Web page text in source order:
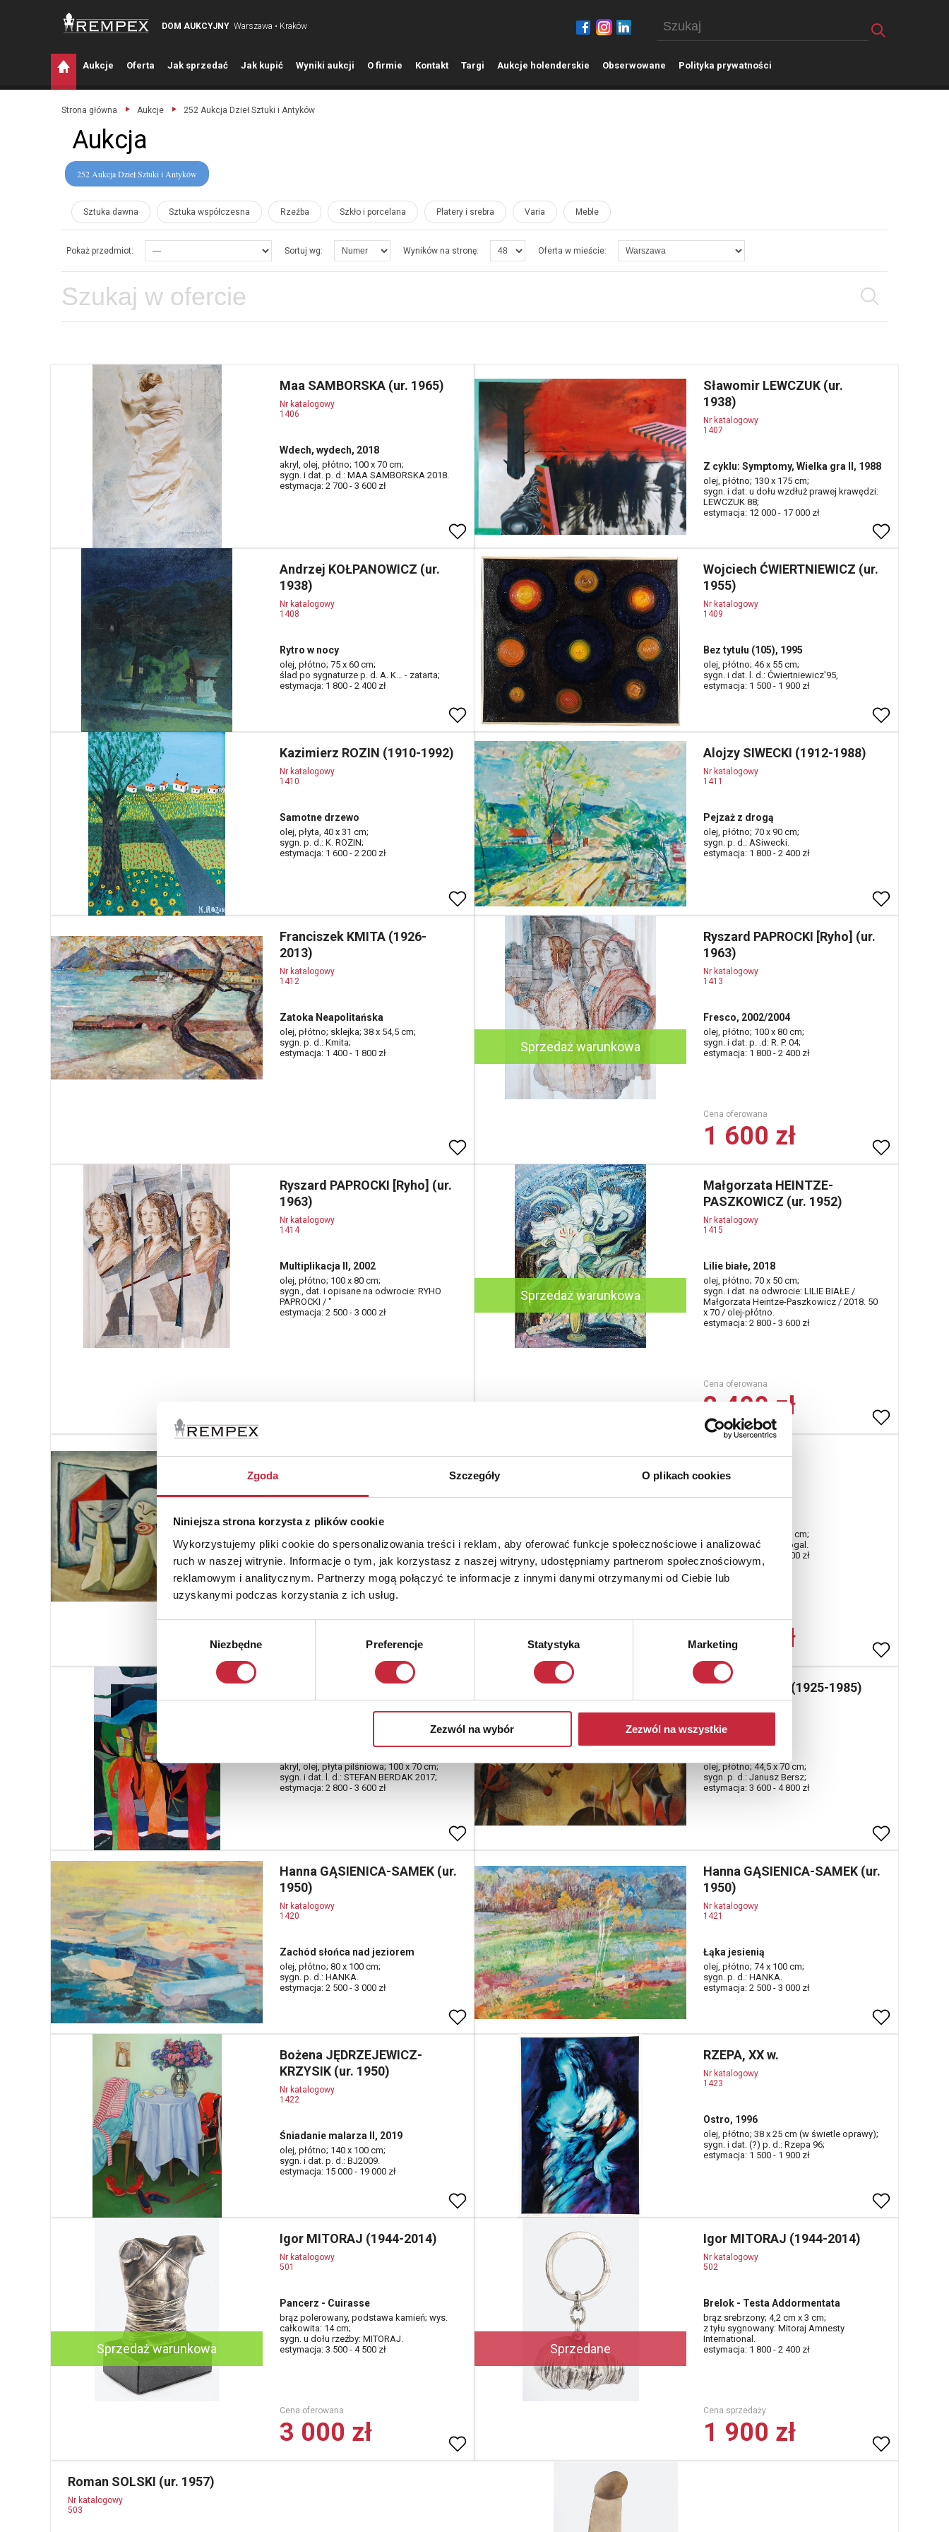
Zgoda Szczegóły O plikach cookies
Niniejsza strona korzysta z plików cookie
Wykorzystujemy pliki cookie do spersonalizowania treści i reklam, aby oferować funkcje społecznościowe i analizować
ruch w naszej witrynie. Informacje o tym, jak korzystasz z naszej witryny, udostępniamy partnerom społecznościowym,
reklamowym i analitycznym. Partnerzy mogą połączyć te informacje z innymi danymi otrzymanymi od Ciebie lub
uzyskanymi podczas korzystania z ich usług.
Niezbędne Preferencje Statystyka Marketing
Zezwól na wybór Zezwól na wszystkie
DOM AUKCYJNY Warszawa • Kraków
Aukcje Oferta Jak sprzedać Jak kupić Wyniki aukcji O firmie Kontakt Targi Aukcje holenderskie Obserwowane Polityka prywatności
Strona główna Aukcje 252 Aukcja Dzieł Sztuki i Antyków
Aukcja
252 Aukcja Dzieł Sztuki i Antyków
Sztuka dawna Sztuka współczesna Rzeźba Szkło i porcelana Platery i srebra Varia Meble
Pokaż przedmiot: Sortuj wg: Wyników na stronę: Oferta w mieście:
Maa SAMBORSKA (ur. 1965)
Nr katalogowy
1406
Wdech, wydech, 2018
akryl, olej, płótno; 100 x 70 cm;
sygn. i dat. p. d.: MAA SAMBORSKA 2018.
estymacja: 2 700 - 3 600 zł
Sławomir LEWCZUK (ur.
1938)
Nr katalogowy
1407
Z cyklu: Symptomy, Wielka gra II, 1988
olej, płótno; 130 x 175 cm;
sygn. i dat. u dołu wzdłuż prawej krawędzi:
LEWCZUK 88;
estymacja: 12 000 - 17 000 zł
Andrzej KOŁPANOWICZ (ur.
1938)
Nr katalogowy
1408
Rytro w nocy
olej, płótno; 75 x 60 cm;
ślad po sygnaturze p. d. A. K… - zatarta;
estymacja: 1 800 - 2 400 zł
Wojciech ĆWIERTNIEWICZ (ur.
1955)
Nr katalogowy
1409
Bez tytułu (105), 1995
olej, płótno; 46 x 55 cm;
sygn. i dat. l. d.: Ćwiertniewicz'95,
estymacja: 1 500 - 1 900 zł
Kazimierz ROZIN (1910-1992)
Nr katalogowy
1410
Samotne drzewo
olej, płyta, 40 x 31 cm;
sygn. p. d.: K. ROZIN;
estymacja: 1 600 - 2 200 zł
Alojzy SIWECKI (1912-1988)
Nr katalogowy
1411
Pejzaż z drogą
olej, płótno; 70 x 90 cm;
sygn. p. d.: ASiwecki.
estymacja: 1 800 - 2 400 zł
Franciszek KMITA (1926-
2013)
Nr katalogowy
1412
Zatoka Neapolitańska
olej, płótno; sklejka; 38 x 54,5 cm;
sygn. p. d.: Kmita;
estymacja: 1 400 - 1 800 zł
Sprzedaż warunkowa
Ryszard PAPROCKI [Ryho] (ur.
1963)
Nr katalogowy
1413
Fresco, 2002/2004
olej, płótno; 100 x 80 cm;
sygn. i dat. p. .d: R. P. 04;
estymacja: 1 800 - 2 400 zł
Cena oferowana
1 600 zł
Ryszard PAPROCKI [Ryho] (ur.
1963)
Nr katalogowy
1414
Multiplikacja II, 2002
olej, płótno; 100 x 80 cm;
sygn., dat. i opisane na odwrocie: RYHO
PAPROCKI / "
estymacja: 2 500 - 3 000 zł
Sprzedaż warunkowa
Małgorzata HEINTZE-
PASZKOWICZ (ur. 1952)
Nr katalogowy
1415
Lilie białe, 2018
olej, płótno; 70 x 50 cm;
sygn. i dat. na odwrocie: LILIE BIAŁE /
Małgorzata Heintze-Paszkowicz / 2018. 50
x 70 / olej-płótno.
estymacja: 2 800 - 3 600 zł
Cena oferowana
2 400 zł
Kazimierz SOWICKI (1915-
1416
olej, płyta; 44 x 64 cm (w świetle oprawy);
sygn. i dat. p. d.: XSowicki 65;
estymacja: 3 600 - 4 800 zł
Sprzedaż warunkowa
Marcin ROGAL
Nr katalogowy
olej, płótno; 100 x 100 cm;
sygn. p. d.: Marcin/ Rogal.
estymacja: 2 500 - 3 000 zł
2 100 zł
Stefan BERDAK (ur. 1927)
akryl, olej, płyta pilśniowa; 100 x 70 cm;
sygn. i dat. l. d.: STEFAN BERDAK 2017;
estymacja: 2 800 - 3 600 zł
Janusz BERSZ (1925-1985)
olej, płótno; 44,5 x 70 cm;
sygn. p. d.: Janusz Bersz;
estymacja: 3 600 - 4 800 zł
Hanna GĄSIENICA-SAMEK (ur.
1950)
Nr katalogowy
1420
Zachód słońca nad jeziorem
olej, płótno; 80 x 100 cm;
sygn. p. d.: HANKA.
estymacja: 2 500 - 3 000 zł
Hanna GĄSIENICA-SAMEK (ur.
1950)
Nr katalogowy
1421
Łąka jesienią
olej, płótno; 74 x 100 cm;
sygn. p. d.: HANKA.
estymacja: 2 500 - 3 000 zł
Bożena JĘDRZEJEWICZ-
KRZYSIK (ur. 1950)
Nr katalogowy
1422
Śniadanie malarza II, 2019
olej, płótno; 140 x 100 cm;
sygn. i dat. p. d.: BJ2009.
estymacja: 15 000 - 19 000 zł
RZEPA, XX w.
Nr katalogowy
1423
Ostro, 1996
olej, płótno; 38 x 25 cm (w świetle oprawy);
sygn. i dat. (?) p. d.: Rzepa 96;
estymacja: 1 500 - 1 900 zł
Sprzedaż warunkowa
Igor MITORAJ (1944-2014)
Nr katalogowy
501
Pancerz - Cuirasse
brąz polerowany, podstawa kamień; wys.
całkowita: 14 cm;
sygn. u dołu rzeźby: MITORAJ.
estymacja: 3 500 - 4 500 zł
Cena oferowana
3 000 zł
Sprzedane
Igor MITORAJ (1944-2014)
Nr katalogowy
502
Brelok - Testa Addormentata
brąz srebrzony; 4,2 cm x 3 cm;
z tyłu sygnowany: Mitoraj Amnesty
International.
estymacja: 1 800 - 2 400 zł
Cena sprzedaży
1 900 zł
Roman SOLSKI (ur. 1957)
Nr katalogowy
503